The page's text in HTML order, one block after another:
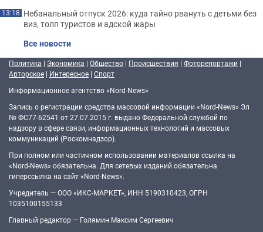
13:18 Небанальный отпуск 2026: куда тайно рвануть с детьми без
виз, толп туристов и адской жары
Все новости
Политика | Экономика | Общество | Происшествия | Фоторепортажи |
Авторское | Интересное | Спорт
Информационное агентство «Nord-News»
Запись о регистрации средства массовой информации «Nord-News» Эл
№ ФС77-62541 от 27.07.2015 г. выдано Федеральной службой по
надзору в сфере связи, информационных технологий и массовых
коммуникаций (Роскомнадзор).
При полном или частичном использовании материалов ссылка на
«Nord-News» обязательна. Для сетевых изданий обязательна
гиперссылка на сайт «Nord-News».
Учредитель — ООО «ИКС-МАРКЕТ», ИНН 5190310423, ОГРН
1035100155133
Главный редактор — Голямин Максим Сергеевич